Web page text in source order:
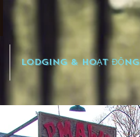
LODGING & HOẠT ĐỘNG